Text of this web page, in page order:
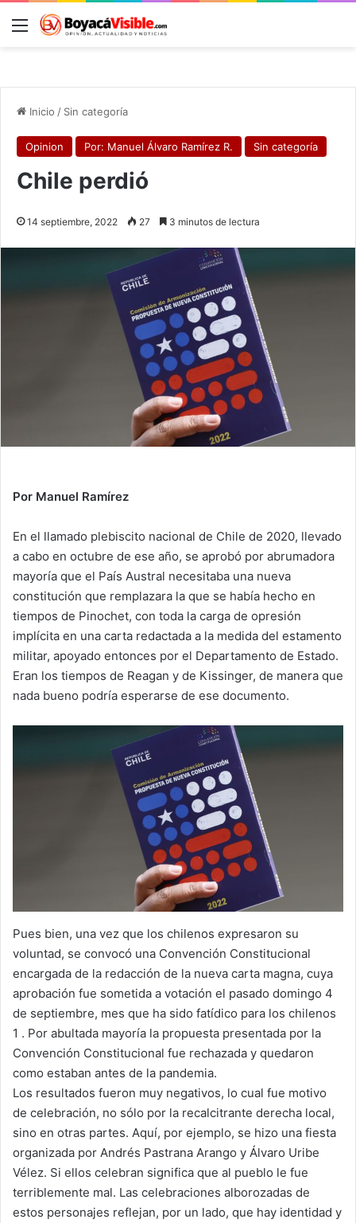
Menú
Inicio / Sin categoría
Opinion Por: Manuel Álvaro Ramírez R. Sin categoría
Chile perdió
14 septiembre, 2022 27 3 minutos de lectura
Por Manuel Ramírez
En el llamado plebiscito nacional de Chile de 2020, llevado
a cabo en octubre de ese año, se aprobó por abrumadora
mayoría que el País Austral necesitaba una nueva
constitución que remplazara la que se había hecho en
tiempos de Pinochet, con toda la carga de opresión
implícita en una carta redactada a la medida del estamento
militar, apoyado entonces por el Departamento de Estado.
Eran los tiempos de Reagan y de Kissinger, de manera que
nada bueno podría esperarse de ese documento.
Pues bien, una vez que los chilenos expresaron su
voluntad, se convocó una Convención Constitucional
encargada de la redacción de la nueva carta magna, cuya
aprobación fue sometida a votación el pasado domingo 4
de septiembre, mes que ha sido fatídico para los chilenos
1 . Por abultada mayoría la propuesta presentada por la
Convención Constitucional fue rechazada y quedaron
como estaban antes de la pandemia.
Los resultados fueron muy negativos, lo cual fue motivo
de celebración, no sólo por la recalcitrante derecha local,
sino en otras partes. Aquí, por ejemplo, se hizo una fiesta
organizada por Andrés Pastrana Arango y Álvaro Uribe
Vélez. Si ellos celebran significa que al pueblo le fue
terriblemente mal. Las celebraciones alborozadas de
estos personajes reflejan, por un lado, que hay identidad y